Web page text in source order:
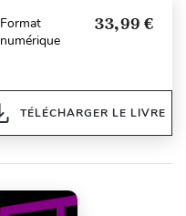
Format
numérique
33,99 €
TÉLÉCHARGER LE LIVRE